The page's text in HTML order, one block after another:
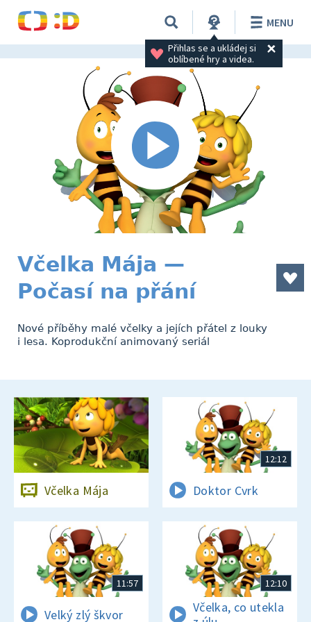
Přihlas se a ukládej si
oblíbené hry a videa.
MENU
Včelka Mája —
Počasí na přání
Nové příběhy malé včelky a jejích přátel z louky
i lesa. Koprodukční animovaný seriál
Včelka Mája
12:12
Doktor Cvrk
11:57
Velký zlý škvor
12:10
Včelka, co utekla